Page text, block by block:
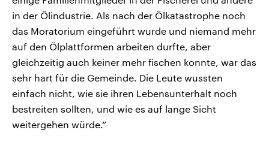
in der Ölindustrie. Als nach der Ölkatastrophe noch
das Moratorium eingeführt wurde und niemand mehr
auf den Ölplattformen arbeiten durfte, aber
gleichzeitig auch keiner mehr fischen konnte, war das
sehr hart für die Gemeinde. Die Leute wussten
einfach nicht, wie sie ihren Lebensunterhalt noch
bestreiten sollten, und wie es auf lange Sicht
weitergehen würde.“